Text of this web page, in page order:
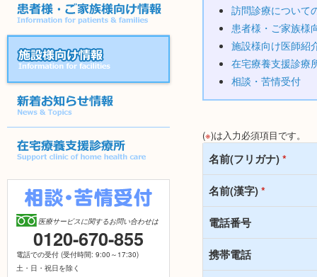
患者様・ご家族様向け情報
施設様向け情報
在宅療養支援診療所
相談・苦情受付
[フ
リ
ー
ダ
医療サービスに関するお問い合わせは
0120-670-855
電話での受付 (受付時間: 9:00～17:30)
土・日・祝日を除く
訪問診療について
患者様・ご家族様
施設様向け医師紹
在宅療養支援診療
相談・苦情受付
(※)は入力必須項目です。
名前(フリガナ)*
名前(漢字)*
電話番号
携帯電話